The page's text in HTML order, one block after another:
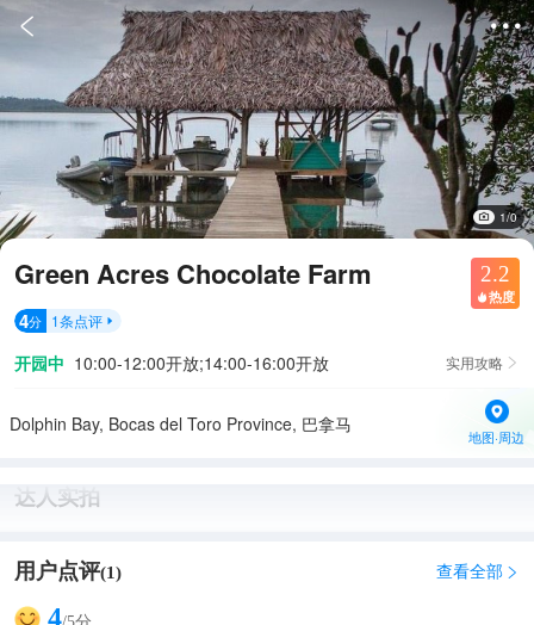
 
1/0
Green Acres Chocolate Farm 2.2
 热度
4分 1条点评 
开园中 10:00-12:00开放;14:00-16:00开放 实用攻略 
Dolphin Bay, Bocas del Toro Province, 巴拿马
地图·周边
达人实拍
用户点评(1) 查看全部 
4